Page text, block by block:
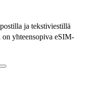
ja tekstiviestillä
yhteensopiva eSIM-